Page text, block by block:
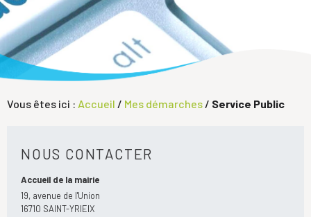
Vous êtes ici : Accueil / Mes démarches / Service Public
NOUS CONTACTER
Accueil de la mairie
19, avenue de l'Union
16710 SAINT-YRIEIX